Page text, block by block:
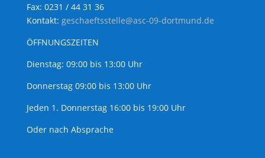
Fax: 0231 / 44 31 36
Kontakt: geschaeftsstelle@asc-09-dortmund.de
ÖFFNUNGSZEITEN
Dienstag: 09:00 bis 13:00 Uhr
Donnerstag 09:00 bis 13:00 Uhr
Jeden 1. Donnerstag 16:00 bis 19:00 Uhr
Oder nach Absprache